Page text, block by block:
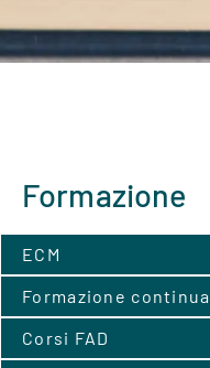
Formazione
ECM
Formazione continua
Corsi FAD